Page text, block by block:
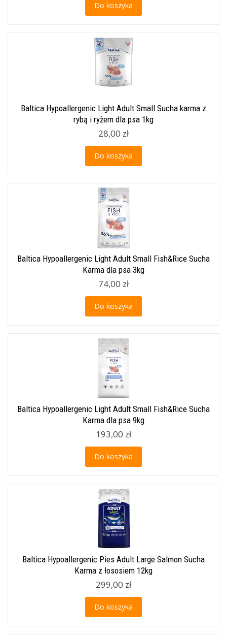
Do koszyka
Baltica Hypoallergenic Light Adult Small Sucha karma z
rybą i ryżem dla psa 1kg
28,00 zł
Do koszyka
Baltica Hypoallergenic Light Adult Small Fish&Rice Sucha
Karma dla psa 3kg
74,00 zł
Do koszyka
Baltica Hypoallergenic Light Adult Small Fish&Rice Sucha
Karma dla psa 9kg
193,00 zł
Do koszyka
Baltica Hypoallergenic Pies Adult Large Salmon Sucha
Karma z łososiem 12kg
299,00 zł
Do koszyka